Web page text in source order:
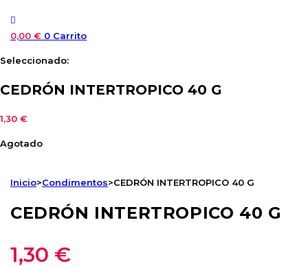
0,00 € 0 Carrito
Seleccionado:
CEDRÓN INTERTROPICO 40 G
1,30 €
Agotado
Inicio>Condimentos>CEDRÓN INTERTROPICO 40 G
CEDRÓN INTERTROPICO 40 G
1,30 €